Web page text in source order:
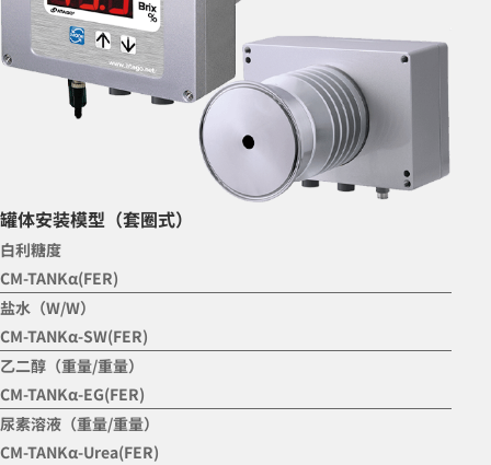
罐体安装模型（套圈式）
白利糖度
CM-TANKα(FER)
盐水（W/W）
CM-TANKα-SW(FER)
乙二醇（重量/重量）
CM-TANKα-EG(FER)
尿素溶液（重量/重量）
CM-TANKα-Urea(FER)